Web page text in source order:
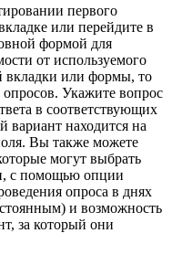
первого
или перейдите в
формой для
от используемого
вкладки или формы, то
Укажите вопрос
в соответствующих
вариант находится на
Вы также можете
могут выбрать
с помощью опции
опроса в днях
и возможность
за который они